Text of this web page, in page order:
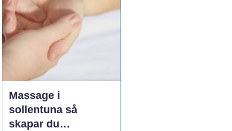
behandlande. Med rät...
Massage i
sollentuna så
skapar du